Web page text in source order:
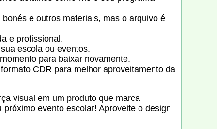
e outros materiais, mas o arquivo é
e profissional.
escola ou eventos.
para baixar novamente.
CDR para melhor aproveitamento da
visual em um produto que marca
evento escolar! Aproveite o design